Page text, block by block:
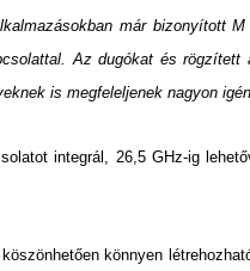
már bizonyított
Az dugókat és rögzített
is megfeleljenek nagyon
integrál, 26,5 GHz-ig
könnyen